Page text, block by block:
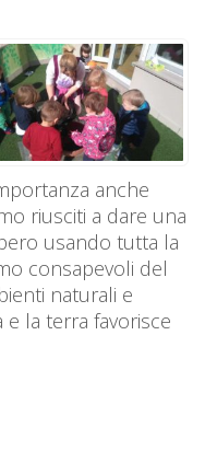
anche
riusciti a dare una
usando tutta la
consapevoli del
naturali e
e la terra favorisce